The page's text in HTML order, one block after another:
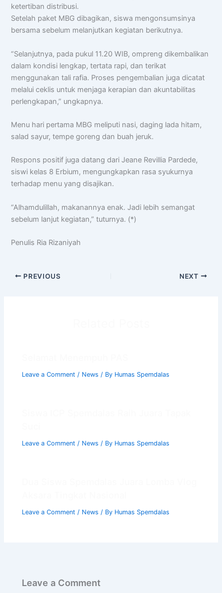
ketertiban distribusi.
Setelah paket MBG dibagikan, siswa mengonsumsinya
bersama sebelum melanjutkan kegiatan berikutnya.
“Selanjutnya, pada pukul 11.20 WIB, ompreng dikembalikan
dalam kondisi lengkap, tertata rapi, dan terikat
menggunakan tali rafia. Proses pengembalian juga dicatat
melalui ceklis untuk menjaga kerapian dan akuntabilitas
perlengkapan,” ungkapnya.
Menu hari pertama MBG meliputi nasi, daging lada hitam,
salad sayur, tempe goreng dan buah jeruk.
Respons positif juga datang dari Jeane Revillia Pardede,
siswi kelas 8 Erbium, mengungkapkan rasa syukurnya
terhadap menu yang disajikan.
“Alhamdulillah, makanannya enak. Jadi lebih semangat
sebelum lanjut kegiatan,” tuturnya. (*)
Penulis Ria Rizaniyah
PREVIOUS NEXT
Leave a Comment / News / By Humas Spemdalas
Leave a Comment / News / By Humas Spemdalas
Leave a Comment / News / By Humas Spemdalas
Leave a Comment